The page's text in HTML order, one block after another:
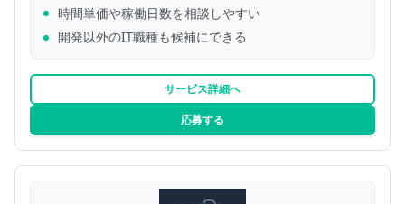
時間単価や稼働日数を相談しやすい
開発以外のIT職種も候補にできる
サービス詳細へ
応募する